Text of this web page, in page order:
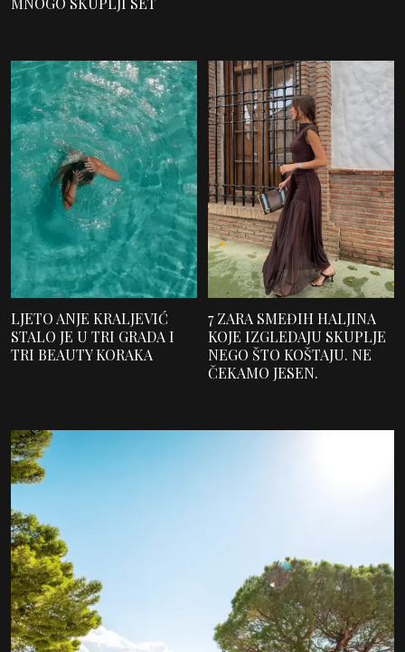
LJETO ANJE KRALJEVIĆ
STALO JE U TRI GRADA I
TRI BEAUTY KORAKA
7 ZARA SMEĐIH HALJINA
KOJE IZGLEDAJU SKUPLJE
NEGO ŠTO KOŠTAJU. NE
ČEKAMO JESEN.